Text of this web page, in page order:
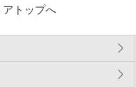
トップへ